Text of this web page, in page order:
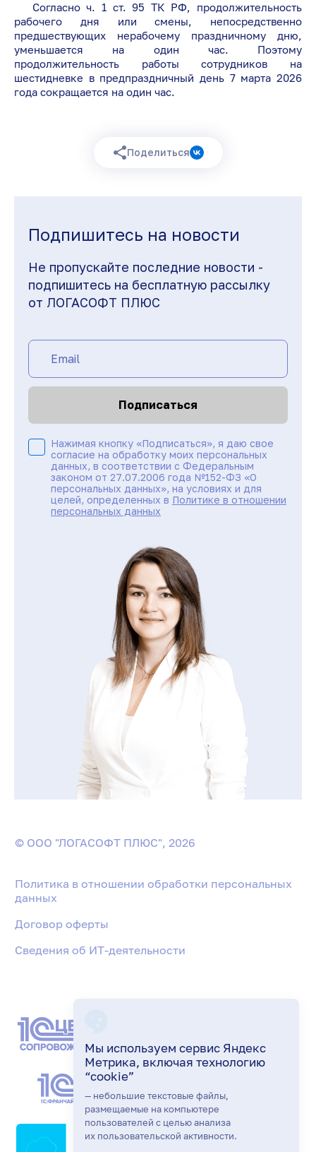
Согласно ч. 1 ст. 95 ТК РФ, продолжительность
рабочего дня или смены, непосредственно
предшествующих нерабочему праздничному дню,
уменьшается на один час. Поэтому
продолжительность работы сотрудников на
шестидневке в предпраздничный день 7 марта 2026
года сокращается на один час.
Поделиться
Подпишитесь на новости
Не пропускайте последние новости -
подпишитесь на бесплатную рассылку
от ЛОГАСОФТ ПЛЮС
Подписаться
Нажимая кнопку «Подписаться», я даю свое
согласие на обработку моих персональных
данных, в соответствии с Федеральным
законом от 27.07.2006 года №152-ФЗ «О
персональных данных», на условиях и для
целей, определенных в Политике в отношении
персональных данных
Мы используем сервис Яндекс
Метрика, включая технологию
“cookie”
— небольшие текстовые файлы,
размещаемые на компьютере
пользователей с целью анализа
их пользовательской активности.
© ООО "ЛОГАСОФТ ПЛЮС", 2026
Политика в отношении обработки персональных
данных
Договор оферты
Сведения об ИТ-деятельности